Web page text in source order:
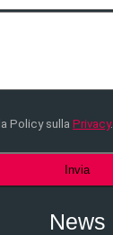
Policy sulla Privacy.
News